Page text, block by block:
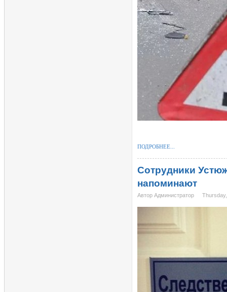
ПОДРОБНЕЕ...
Сотрудники
напоминают
Автор Администратор